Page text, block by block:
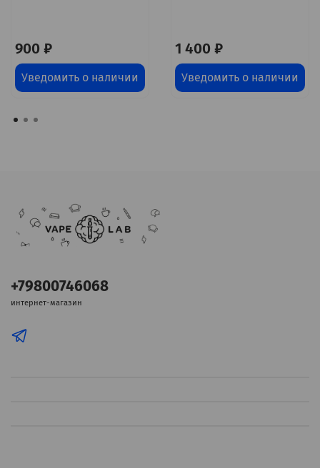
900 ₽
Уведомить о наличии
1 400 ₽
Уведомить о наличии
+79800746068
интернет-магазин